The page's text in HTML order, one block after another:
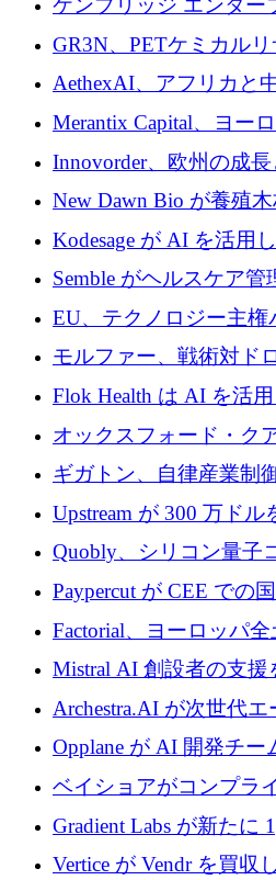
するためにQuantum-AI
上げ
ケンブリッジ エンター
ィープテック創設者向
を構築
GR3N、PETケミカル
めにシリーズBで1,550
AethexAI、アフリカと
ストラクチャを構築す
Merantix Capital、ヨー
スタートアップ向けに
ァンドを立ち上げる
Innovorder、欧州の成
めに2,000万ユーロを確
New Dawn Bio が養殖
ドで 210 万ユーロを調
Kodesage が AI を活用
ェアの最新化のために
Semble がヘルスケア
拡大するためにシリー
を調達
EU、テクノロジー主
保護」に関するものだ
モルファー、戦術対ド
ムを最前線に近づける
Flok Health は AI を活
ットフォームの成長に
オックスフォード・ク
が「成人向け」2億
ラウンドを獲得
ギガトン、自律産業制
ルを調達
Upstream が 300 万ドル
Xavier Niel が支援する
Quobly、シリコン量子
商用化のためにシリー
ーロを調達
Paypercut が CEE での
拡大するために 500 万
Factorial、ヨーロッパ
億ドルの評価額で1億
Mistral AI 創設者の支援
がエンジニアリング向
600 万ユーロのプレシ
Archestra.AI が次世代
ースを実現するために
Opplane が AI 開発チ
たらすために 450 万ユ
ベイショアがコンプラ
ド化するために800万
Gradient Labs が新たに
Vertice が Vendr を買収